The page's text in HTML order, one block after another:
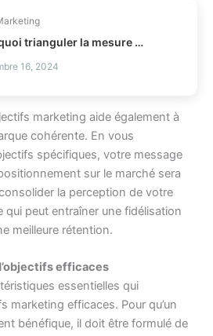
Pourquoi trianguler la mesure marketing ?
16, 2024
marketing aide également à
cohérente. En vous
spécifiques, votre message
sur le marché sera
la perception de votre
qui peut entraîner une fidélisation
meilleure rétention.
efficaces
essentielles qui
marketing efficaces. Pour qu’un
bénéfique, il doit être formulé de